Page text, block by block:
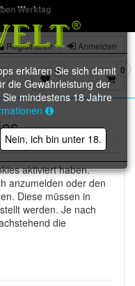
Werktag
Registrieren Anmelden
0 0
erklären Sie sich damit
die Gewährleistung der
mindestens 18 Jahre
Nein, ich bin unter 18.
aktiviert haben.
anzumelden oder den
Diese müssen in
werden. Je nach
die